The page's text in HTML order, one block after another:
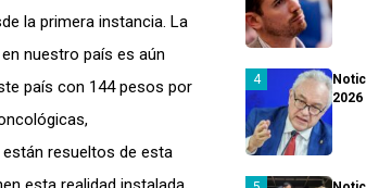
la primera instancia. La
nuestro país es aún
país con 144 pesos por
resueltos de esta
2026